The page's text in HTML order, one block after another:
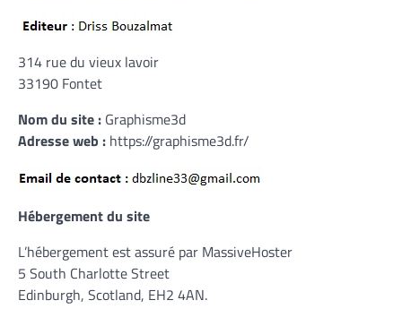
314 rue du vieux lavoir
33190 Fontet
Nom du site : Graphisme3d
Adresse web : https://graphisme3d.fr/
Hébergement du site
L’hébergement est assuré par MassiveHoster
5 South Charlotte Street
Edinburgh, Scotland, EH2 4AN.